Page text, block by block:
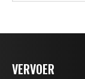
VERVOER